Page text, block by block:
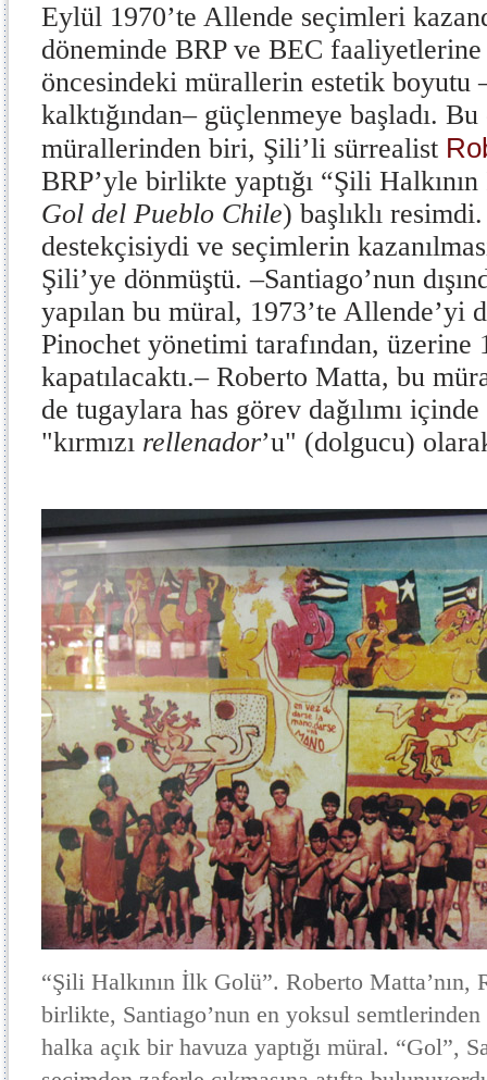
Eylül 1970’te Allende seçimleri
döneminde BRP ve BEC
öncesindeki mürallerin estetik boyutu
kalktığından–güçlenmeye başladı.
mürallerinden biri, Şili’li sürrealist
BRP’yle birlikte yaptığı “Şili
Gol del Pueblo Chile) başlıklı
destekçisiydi ve seçimlerin
Şili’ye dönmüştü.–Santiago’nun
yapılan bu müral, 1973’te Allende’yi
Pinochet yönetimi tarafından, üzerine
kapatılacaktı.–Roberto Matta, bu
de tugaylara has görev dağılımı
"kırmızı rellenador’u" (dolgucu)
“Şili Halkının İlk Golü”. Roberto Matta’nın,
birlikte, Santiago’nun en yoksul
halka açık bir havuza yaptığı müral. “Gol”,